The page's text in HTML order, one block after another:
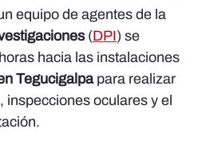
equipo de agentes de la
(DPI) se
hacia las instalaciones
Tegucigalpapara realizar
inspecciones oculares y el